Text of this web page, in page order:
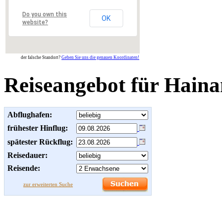
Do you own this
website?
OK
der falsche Standort? Geben Sie uns die genauen Koordinaten!
Reiseangebot für
Abflughafen:
frühester Hinflug:
spätester Rückflug:
Reisedauer:
Reisende:
zur erweiterten Suche